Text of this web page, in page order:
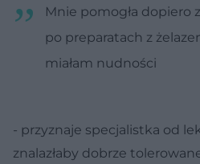
Mnie pomogła dopiero
po preparatach z
miałam nudności
- przyznaje specjalistka od
znalazłaby dobrze